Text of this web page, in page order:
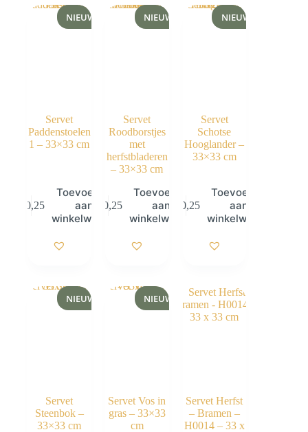
NIEUW
Servet
Paddenstoelen
1 – 33×33 cm
0,25
Toevoegen
aan
winkelwagen
NIEUW
Servet
Roodborstjes
met
herfstbladeren
– 33×33 cm
0,25
Toevoegen
aan
winkelwagen
NIEUW
Servet
Schotse
Hooglander –
33×33 cm
0,25
Toevoegen
aan
winkelwagen
NIEUW
Servet
Steenbok –
33×33 cm
NIEUW
Servet Vos in
gras – 33×33
cm
Servet Herfst
– Bramen –
H0014 – 33 x